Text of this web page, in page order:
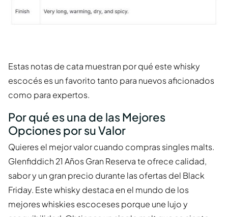
Estas notas de cata muestran por qué este whisky
escocés es un favorito tanto para nuevos aficionados
como para expertos.
Por qué es una de las Mejores
Opciones por su Valor
Quieres el mejor valor cuando compras singles malts.
Glenfiddich 21 Años Gran Reserva te ofrece calidad,
sabor y un gran precio durante las ofertas del Black
Friday. Este whisky destaca en el mundo de los
mejores whiskies escoceses porque une lujo y